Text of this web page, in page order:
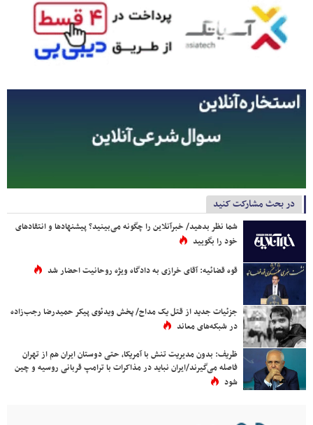
در بحث مشارکت کنید
شما نظر بدهید/ خبرآنلاین را چگونه می‌بینید؟ پیشنهادها و انتقادهای
خود را بگویید
قوه قضائیه: آقای خرازی به دادگاه ویژه روحانیت احضار شد
جزئیات جدید از قتل یک مداح/ پخش ویدئوی پیکر حمیدرضا رجب‌زاده
در شبکه‌های معاند
ظریف: بدون مدیریت تنش با آمریکا، حتی دوستان ایران هم از تهران
فاصله می‌گیرند/ایران نباید در مذاکرات با ترامپ قربانی روسیه و چین
شود